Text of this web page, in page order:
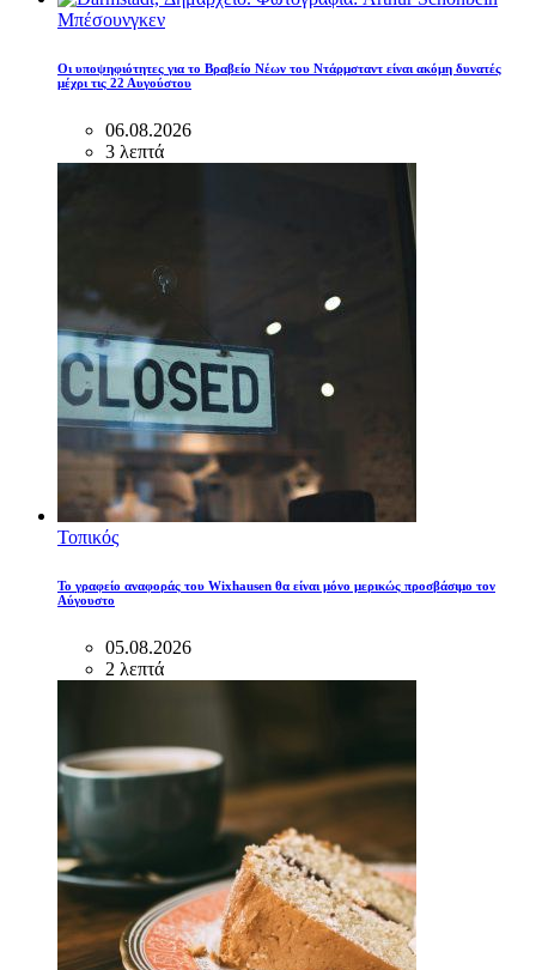
Μπέσουνγκεν
Οι υποψηφιότητες για το Βραβείο Νέων του Ντάρμσταντ είναι ακόμη δυνατές
μέχρι τις 22 Αυγούστου
06.08.2026
3 λεπτά
Τοπικός
Το γραφείο αναφοράς του Wixhausen θα είναι μόνο μερικώς προσβάσιμο τον
Αύγουστο
05.08.2026
2 λεπτά